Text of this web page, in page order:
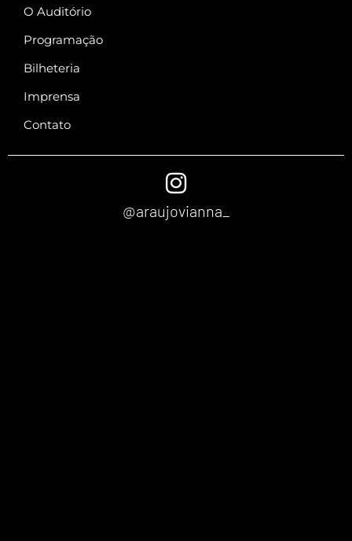
O Auditório
Programação
Bilheteria
Imprensa
Contato
@araujovianna_